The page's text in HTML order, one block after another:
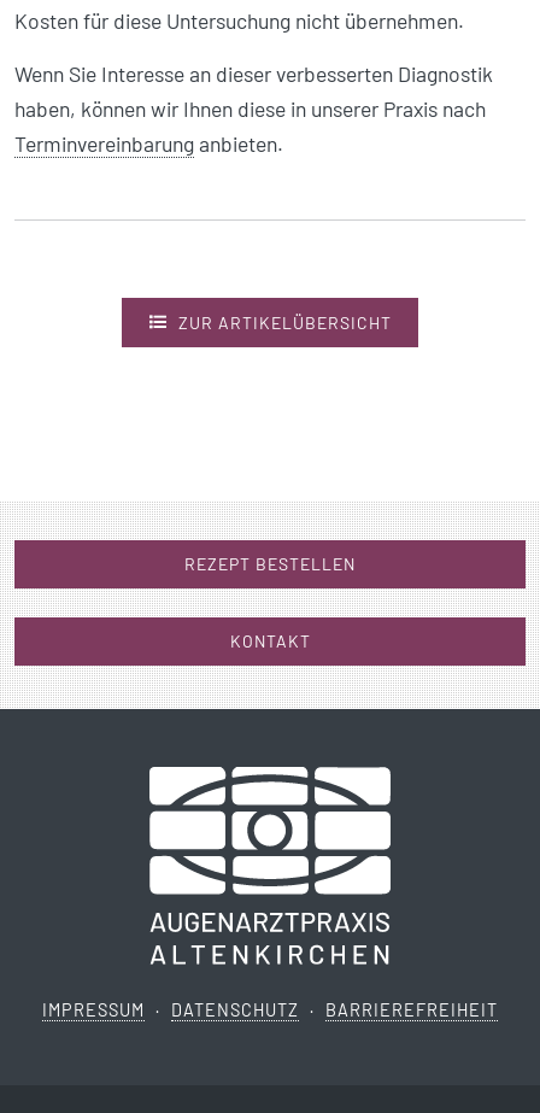
Kosten für diese Untersuchung nicht übernehmen.
Wenn Sie Interesse an dieser verbesserten Diagnostik
haben, können wir Ihnen diese in unserer Praxis nach
Terminvereinbarunganbieten.
ZUR ARTIKELÜBERSICHT
REZEPT BESTELLEN
KONTAKT
IMPRESSUM · DATENSCHUTZ · BARRIEREFREIHEIT